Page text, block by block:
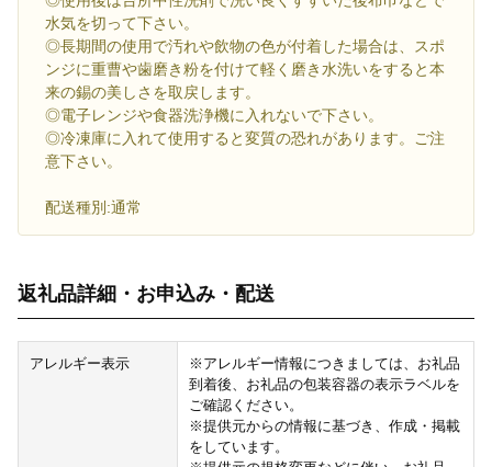
水気を切って下さい。
◎長期間の使用で汚れや飲物の色が付着した場合は、スポ
ンジに重曹や歯磨き粉を付けて軽く磨き水洗いをすると本
来の錫の美しさを取戻します。
◎電子レンジや食器洗浄機に入れないで下さい。
◎冷凍庫に入れて使用すると変質の恐れがあります。ご注
意下さい。
配送種別:通常
返礼品詳細・お申込み・配送
アレルギー表示
※アレルギー情報につきましては、お礼品
到着後、お礼品の包装容器の表示ラベルを
ご確認ください。
※提供元からの情報に基づき、作成・掲載
をしています。